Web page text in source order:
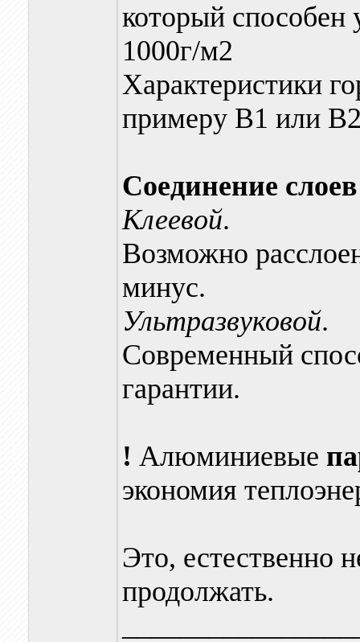
который способен
1000г/м2
Характеристики
примеру В1 или
Соединение
Клеевой.
Возможно
минус.
Ультразвуковой.
Современный
гарантии.
! Алюминиевые
экономия
Это, естественно
продолжать.